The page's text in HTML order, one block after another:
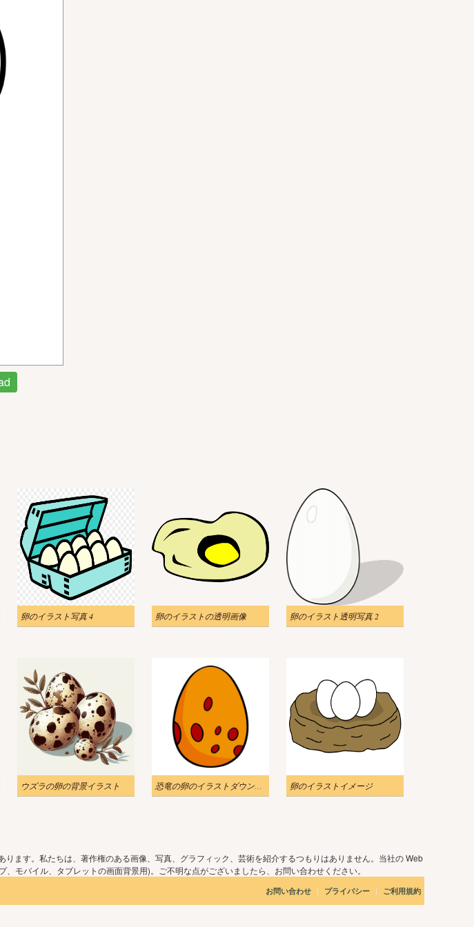
卵のイラスト写真 4 卵のイラストの透明画像 卵のイラスト透明写真 2
ウズラの卵の背景イラスト 恐竜の卵のイラストダウンロード 卵のイラストイメージ
ます。私たちは、著作権のある画像、写真、グラフィック、芸術を紹介するつもりはありません。当社の Web
モバイル、タブレットの画面背景用)。ご不明な点がございましたら、お問い合わせください。
お問い合わせ | プライバシー | ご利用規約